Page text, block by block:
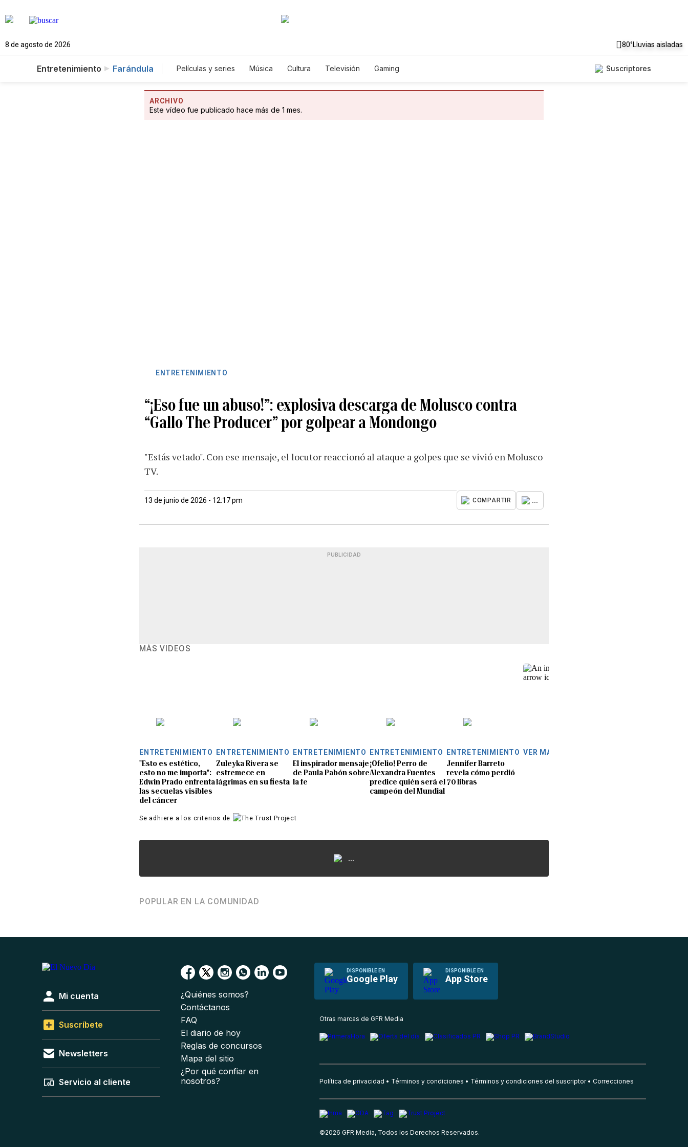
8 de agosto de 2026 80°Lluvias aisladas
Entretenimiento Farándula Películas y series Música Cultura Televisión Gaming Suscriptores
ARCHIVO
Este vídeo fue publicado hace más de 1 mes.
ENTRETENIMIENTO
“¡Eso fue un abuso!”: explosiva descarga de Molusco contra
“Gallo The Producer” por golpear a Mondongo
"Estás vetado". Con ese mensaje, el locutor reaccionó al ataque a golpes que se vivió en Molusco
TV.
13 de junio de 2026 - 12:17 pm COMPARTIR ...
PUBLICIDAD
MÁS VIDEOS
ENTRETENIMIENTO
"Esto es estético,
esto no me importa":
Edwin Prado enfrenta
las secuelas visibles
del cáncer
ENTRETENIMIENTO
Zuleyka Rivera se
estremece en
lágrimas en su fiesta
ENTRETENIMIENTO
El inspirador mensaje
de Paula Pabón sobre
la fe
ENTRETENIMIENTO
¡Ofelio! Perro de
Alexandra Fuentes
predice quién será el
campeón del Mundial
ENTRETENIMIENTO
Jennifer Barreto
revela cómo perdió
70 libras
VER MÁS
Se adhiere a los criterios de
...
POPULAR EN LA COMUNIDAD
DISPONIBLE EN
Google Play
DISPONIBLE EN
App Store
Mi cuenta
Suscríbete
Newsletters
Servicio al cliente
¿Quiénes somos?
Contáctanos
FAQ
El diario de hoy
Reglas de concursos
Mapa del sitio
¿Por qué confiar en
nosotros?
Otras marcas de GFR Media
Política de privacidad Términos y condiciones Términos y condiciones del suscriptor Correcciones
©2026 GFR Media, Todos los Derechos Reservados.